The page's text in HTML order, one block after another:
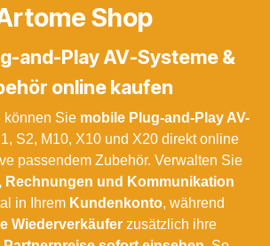
Shop
and-Play AV-Systeme &
online kaufen
können Sie mobile Plug-and-Play AV-
S2, M10, X10 und X20 direkt online
passendem Zubehör. Verwalten Sie
Rechnungen und Kommunikation
in Ihrem Kundenkonto, während
Wiederverkäuferzusätzlich ihre